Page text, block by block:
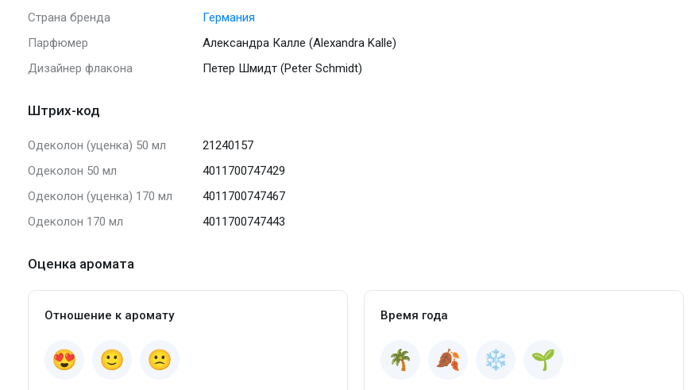
Страна бренда
Германия
Парфюмер
Александра Калле (Alexandra Kalle)
Дизайнер флакона
Петер Шмидт (Peter Schmidt)
Штрих-код
Одеколон (уценка) 50 мл
21240157
Одеколон 50 мл
4011700747429
Одеколон (уценка) 170 мл
4011700747467
Одеколон 170 мл
4011700747443
Оценка аромата
Отношение к аромату Время года